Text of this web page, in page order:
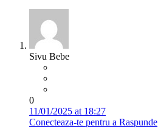
Sivu Bebe
0
11/01/2025 at 18:27
Conecteaza-te pentru a Raspunde